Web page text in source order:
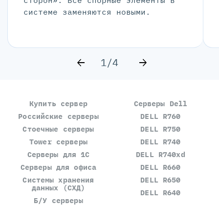
системе заменяются новыми.
1/4
Купить сервер
Российские серверы
Стоечные серверы
Tower серверы
Серверы для 1С
Серверы для офиса
Системы хранения
данных (СХД)
Б/У серверы
Серверы Dell
DELL R760
DELL R750
DELL R740
DELL R740xd
DELL R660
DELL R650
DELL R640